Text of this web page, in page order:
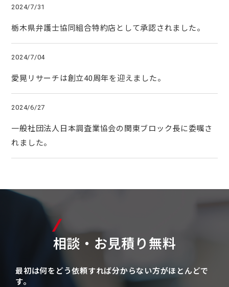
2024/7/31
栃木県弁護士協同組合特約店として承認されました。
2024/7/04
愛晃リサーチは創立40周年を迎えました。
2024/6/27
一般社団法人日本調査業協会の関東ブロック長に委嘱さ
れました。
相談・お見積り無料
最初は何をどう依頼すれば分からない方がほとんどで
す。